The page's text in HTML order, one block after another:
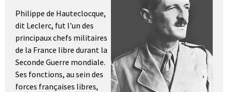
Philippe de Hauteclocque,
dit Leclerc, fut l'un des
principaux chefs militaires
de la France libre durant la
Seconde Guerre mondiale.
Ses fonctions, au sein des
forces françaises libres,